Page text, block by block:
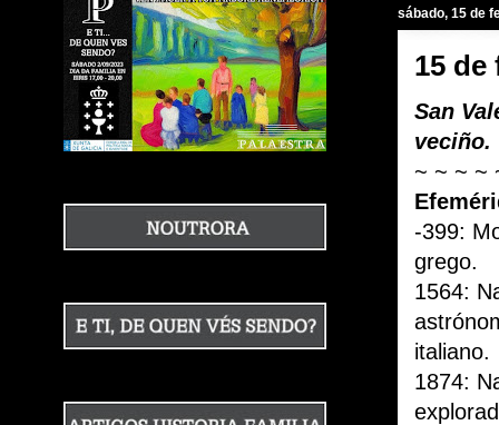
sábado, 15 de
15 de
San
veciño.
~ ~ ~ ~
-399:
grego.
1564:
italiano.
1874: